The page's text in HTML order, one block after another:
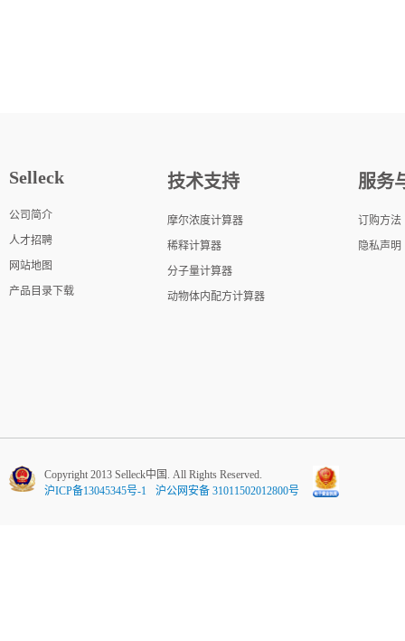
Selleck
公司简介
人才招聘
网站地图
产品目录下载
技术支持
摩尔浓度计算器
稀释计算器
分子量计算器
动物体内配方计算器
服务
订购方法
隐私声明
Copyright 2013 Selleck中国. All Rights Reserved.
沪ICP备13045345号-1
沪公网安备 31011502012800号